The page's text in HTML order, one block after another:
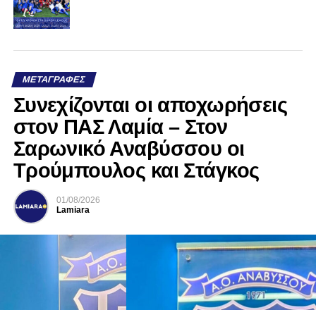
ΜΕΤΑΓΡΑΦΈΣ
Συνεχίζονται οι αποχωρήσεις
στον ΠΑΣ Λαμία – Στον
Σαρωνικό Αναβύσσου οι
Τρούμπουλος και Στάγκος
01/08/2026
Lamiara